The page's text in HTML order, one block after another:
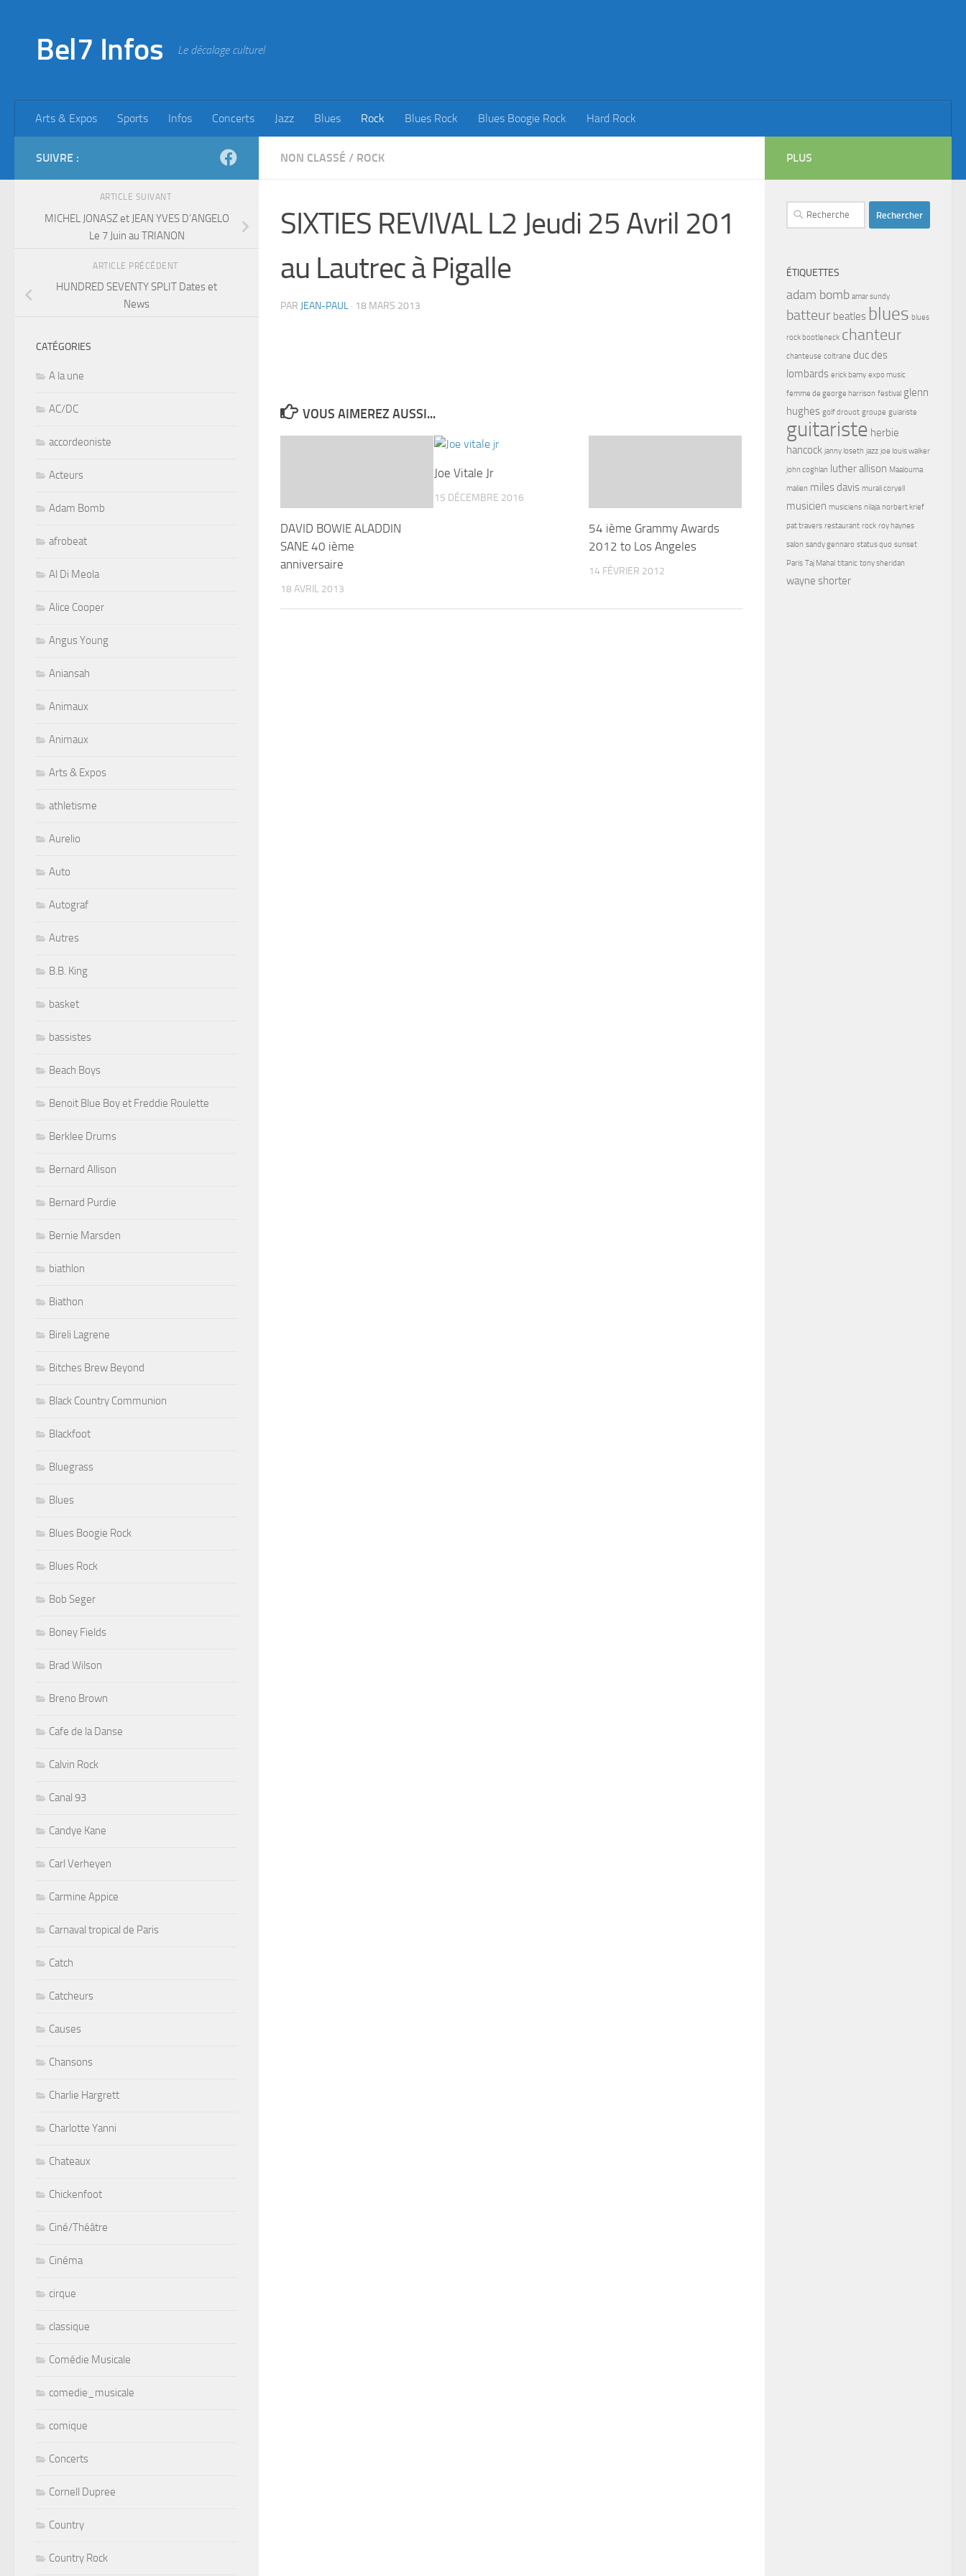
Bel7 Infos Le décalage culturel
Arts & Expos Sports Infos Concerts Jazz Blues Rock Blues Rock Blues Boogie Rock Hard Rock
NON CLASSÉ / ROCK
SIXTIES REVIVAL L2 Jeudi 25 Avril 201
au Lautrec à Pigalle
PAR JEAN-PAUL · 18 MARS 2013
VOUS AIMEREZ AUSSI...
DAVID BOWIE ALADDIN
SANE 40 ième
anniversaire
18 AVRIL 2013
Joe Vitale Jr
15 DÉCEMBRE 2016
54 ième Grammy Awards
2012 to Los Angeles
14 FÉVRIER 2012
SUIVRE :
ARTICLE SUIVANT
MICHEL JONASZ et JEAN YVES D’ANGELO
Le 7 Juin au TRIANON
ARTICLE PRÉCÉDENT
HUNDRED SEVENTY SPLIT Dates et
News
CATÉGORIES
A la une
AC/DC
accordeoniste
Acteurs
Adam Bomb
afrobeat
Al Di Meola
Alice Cooper
Angus Young
Aniansah
Animaux
Animaux
Arts & Expos
athletisme
Aurelio
Auto
Autograf
Autres
B.B. King
basket
bassistes
Beach Boys
Benoit Blue Boy et Freddie Roulette
Berklee Drums
Bernard Allison
Bernard Purdie
Bernie Marsden
biathlon
Biathon
Bireli Lagrene
Bitches Brew Beyond
Black Country Communion
Blackfoot
Bluegrass
Blues
Blues Boogie Rock
Blues Rock
Bob Seger
Boney Fields
Brad Wilson
Breno Brown
Cafe de la Danse
Calvin Rock
Canal 93
Candye Kane
Carl Verheyen
Carmine Appice
Carnaval tropical de Paris
Catch
Catcheurs
Causes
Chansons
Charlie Hargrett
Charlotte Yanni
Chateaux
Chickenfoot
Ciné/Théâtre
Cinéma
cirque
classique
Comédie Musicale
comedie_musicale
comique
Concerts
Cornell Dupree
Country
Country Rock
PLUS
Rechercher :
ÉTIQUETTES
adam bomb amar sundy
batteur beatles blues blues
rock bootleneck chanteur
chanteuse coltrane duc des
lombards erick bamy expo music
femme de george harrison festival glenn
hughes golf drouot groupe guiariste
guitariste herbie
hancock janny loseth jazz joe louis walker
john coghlan luther allison Maalouma
malien miles davis murali coryell
musicien musiciens nilaja norbert krief
pat travers restaurant rock roy haynes
salon sandy gennaro status quo sunset
Paris Taj Mahal titanic tony sheridan
wayne shorter